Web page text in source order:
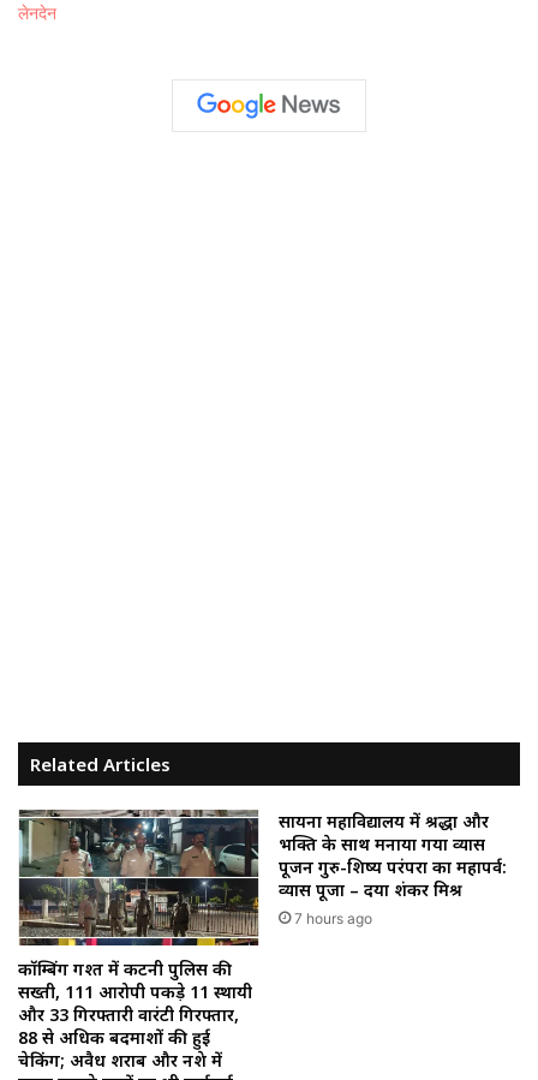
लेनदेन
Related Articles
कॉम्बिंग गश्त में कटनी पुलिस की
सख्ती, 111 आरोपी पकड़े 11 स्थायी
और 33 गिरफ्तारी वारंटी गिरफ्तार,
88 से अधिक बदमाशों की हुई
चेकिंग; अवैध शराब और नशे में
सायना महाविद्यालय में श्रद्धा और
भक्ति के साथ मनाया गया व्यास
पूजन गुरु-शिष्य परंपरा का महापर्व:
व्यास पूजा – दया शंकर मिश्र
7 hours ago